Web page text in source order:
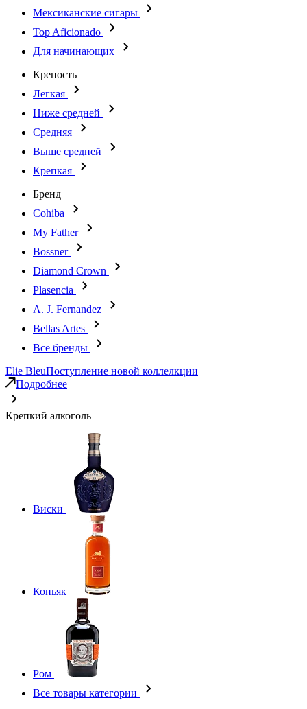
Мексиканские сигары
Top Aficionado
Для начинающих
Крепость
Легкая
Ниже средней
Средняя
Выше средней
Крепкая
Бренд
Cohiba
My Father
Bossner
Diamond Crown
Plasencia
A. J. Fernandez
Bellas Artes
Все бренды
Elie BleuПоступление новой коллелкции
Подробнее
Крепкий алкоголь
Виски
Коньяк
Ром
Все товары категории